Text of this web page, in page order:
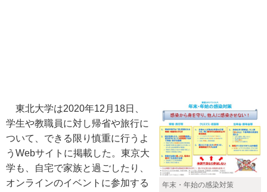
年末・年始の感染対策
東北大学は2020年12月18日、
学生や教職員に対し帰省や旅行に
ついて、できる限り慎重に行うよ
うWebサイトに掲載した。東京大
学も、自宅で家族と過ごしたり、
オンラインのイベントに参加する